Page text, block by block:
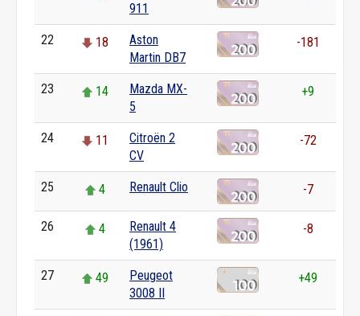
911
22 18
Aston
Martin DB7
-181
23 14
Mazda MX-
5
+9
24 11
Citroën 2
CV
-72
25 4 Renault Clio -7
26 4
Renault 4
(1961)
-8
27 49
Peugeot
3008 II
+49